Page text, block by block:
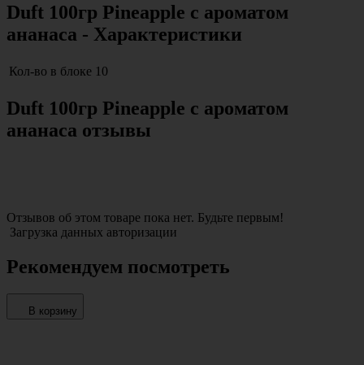
Duft 100гр Pineapple с ароматом
ананаса - Характеристики
Кол-во в блоке 10
Duft 100гр Pineapple с ароматом
ананаса отзывы
Отзывов об этом товаре пока нет. Будьте первым!
Загрузка данных авторизации
Рекомендуем посмотреть
В корзину